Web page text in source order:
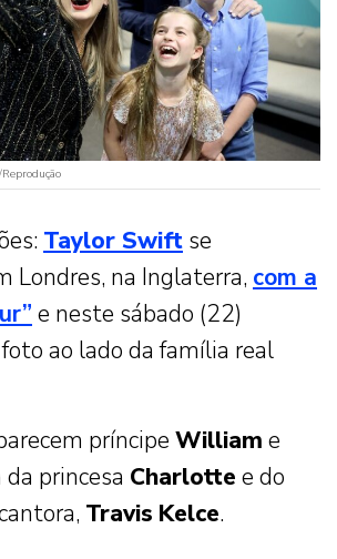
Taylor Swift se
Londres, na Inglaterra, com a
e neste sábado (22)
ao lado da família real
príncipe William e
da princesa Charlotte e do
Travis Kelce.